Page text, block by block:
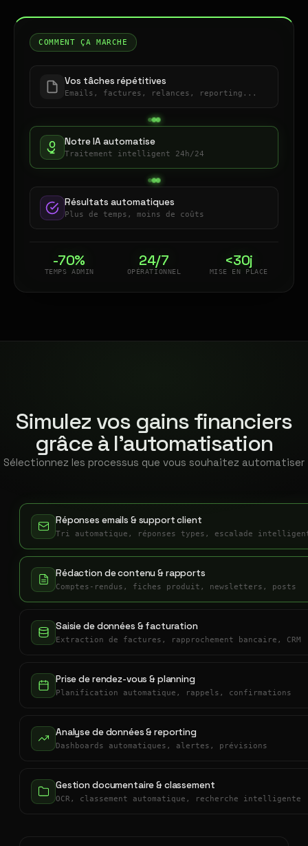
COMMENT ÇA MARCHE
Vos tâches répétitives
Emails, factures, relances, reporting...
Notre IA automatise
Traitement intelligent 24h/24
Résultats automatiques
Plus de temps, moins de coûts
-70%
TEMPS ADMIN
24/7
OPÉRATIONNEL
<30j
MISE EN PLACE
Simulez vos gains financiers
grâce à l'automatisation
Sélectionnez les processus que vous souhaitez automatiser
Réponses emails & support client
Tri automatique, réponses types, escalade
Rédaction de contenu & rapports
Comptes-rendus, fiches produit, newsletters, posts
Saisie de données & facturation
Extraction de factures, rapprochement bancaire, CRM
Prise de rendez-vous & planning
Planification automatique, rappels, confirmations
Analyse de données & reporting
Dashboards automatiques, alertes, prévisions
Gestion documentaire & classement
OCR, classement automatique, recherche intelligente